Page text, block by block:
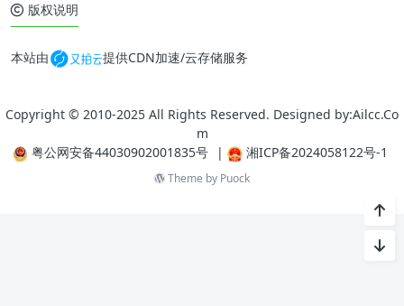
版权说明
本站由 提供CDN加速/云存储服务
Copyright © 2010-2025 All Rights Reserved. Designed by:Ailcc.Co
m
粤公网安备44030902001835号
| 湘ICP备2024058122号-1
Theme by Puock